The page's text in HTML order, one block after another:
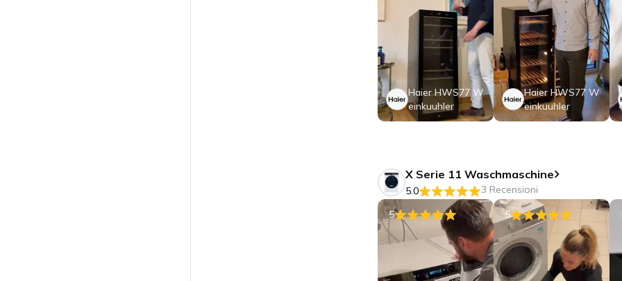
Haier HWS77 W
einkuuhler
Haier HWS77 W
einkuuhler
X Serie 11 Waschmaschine
5.0
3 Recensioni
5
5